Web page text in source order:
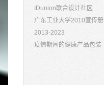
IDunion联合设计社区
广东工业大学2010宣传册
2013-2023
疫情期间的健康产品包装